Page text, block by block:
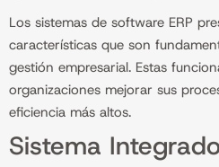
Los sistemas de software ERP
características que son
gestión empresarial. Estas
organizaciones mejorar sus
eficiencia más altos.
Sistema